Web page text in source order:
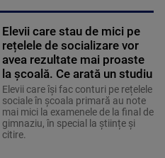
Elevii care stau de mici pe
rețelele de socializare vor
avea rezultate mai proaste
la școală. Ce arată un studiu
Elevii care îşi fac conturi pe rețelele
sociale în școala primară au note
mai mici la examenele de la final de
gimnaziu, în special la științe și
citire.